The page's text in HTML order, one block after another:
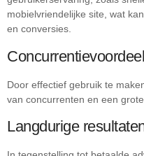
mobielvriendelijke site, wat
en conversies.
Concurrentievoordeel
Door effectief gebruik te
van concurrenten en een
Langdurige